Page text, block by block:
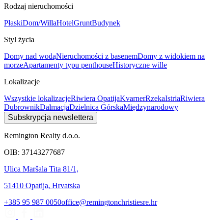
Rodzaj nieruchomości
PłaskiDom/WillaHotelGruntBudynek
Styl życia
Domy nad wodąNieruchomości z basenemDomy z widokiem na
morzeApartamenty typu penthouseHistoryczne wille
Lokalizacje
Wszystkie lokalizacjeRiwiera OpatijaKvarnerRzekaIstriaRiwiera
DubrownikDalmacjaDzielnica GórskaMiędzynarodowy
Subskrypcja newslettera
Remington Realty d.o.o.
OIB: 37143277687
Ulica Maršala Tita 81/1,
51410 Opatija, Hrvatska
+385 95 987 0050office@remingtonchristiesre.hr